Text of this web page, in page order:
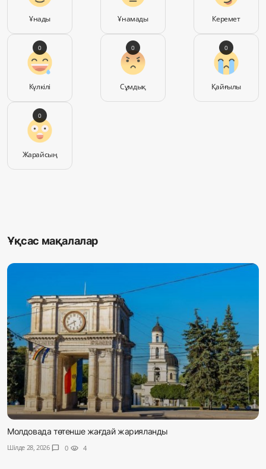
Ұнады Ұнамады Керемет
Күлкілі
0
Сұмдық
0
Қайғылы
0
Жарайсың
0
Ұқсас мақалалар
Молдовада төтенше жағдай жарияланды
Шілде 28, 2026 chat_bubble 0 visibility 4